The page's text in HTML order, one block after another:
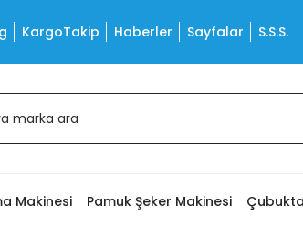
KargoTakip Haberler Sayfalar S.S.S.
Makinesi Pamuk Şeker Makinesi